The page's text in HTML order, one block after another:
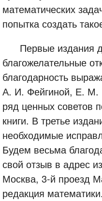
математических
попытка создать
Первые издания
благожелательные
благодарность
А. И. Фейгиной, Е. М.
ряд ценных советов
книги. В третье
необходимые
Будем весьма
свой отзыв в адрес
Москва, 3-й проезд
редакция математики.